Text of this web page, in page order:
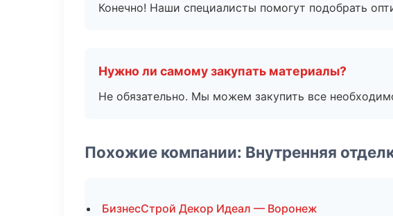
Конечно! Наши специалисты помогут подобрать
Нужно ли самому закупать материалы?
Не обязательно. Мы можем закупить все
Похожие компании: Внутренняя
БизнесСтрой Декор Идеал — Воронеж